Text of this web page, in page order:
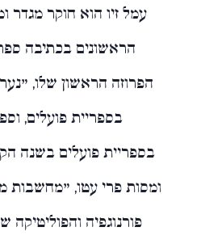
עמל זיו הוא חוקר מגדר
הראשונים בכתיבה
בספריית פועלים,
בספריית פועלים בשנה
ומסות פרי עטו, ״מחשבות
פורנוגפיה